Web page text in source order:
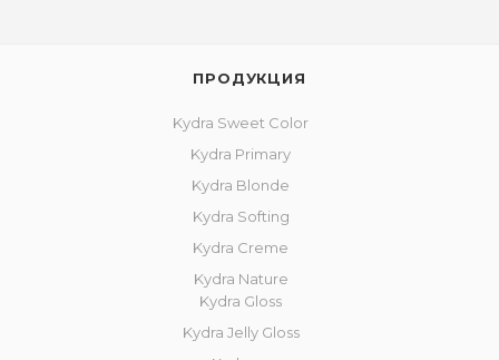
ПРОДУКЦИЯ
Kydra Sweet Color
Kydra Primary
Kydra Blonde
Kydra Softing
Kydra Creme
Kydra Nature
Kydra Gloss
Kydra Jelly Gloss